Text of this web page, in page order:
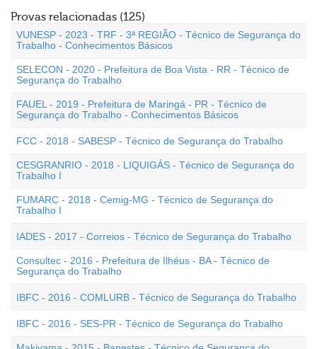
Provas relacionadas (125)
VUNESP - 2023 - TRF - 3ª REGIÃO - Técnico de Segurança do
Trabalho - Conhecimentos Básicos
SELECON - 2020 - Prefeitura de Boa Vista - RR - Técnico de
Segurança do Trabalho
FAUEL - 2019 - Prefeitura de Maringá - PR - Técnico de
Segurança do Trabalho - Conhecimentos Básicos
FCC - 2018 - SABESP - Técnico de Segurança do Trabalho
CESGRANRIO - 2018 - LIQUIGÁS - Técnico de Segurança do
Trabalho I
FUMARC - 2018 - Cemig-MG - Técnico de Segurança do
Trabalho I
IADES - 2017 - Correios - Técnico de Segurança do Trabalho
Consultec - 2016 - Prefeitura de Ilhéus - BA - Técnico de
Segurança do Trabalho
IBFC - 2016 - COMLURB - Técnico de Segurança do Trabalho
IBFC - 2016 - SES-PR - Técnico de Segurança do Trabalho